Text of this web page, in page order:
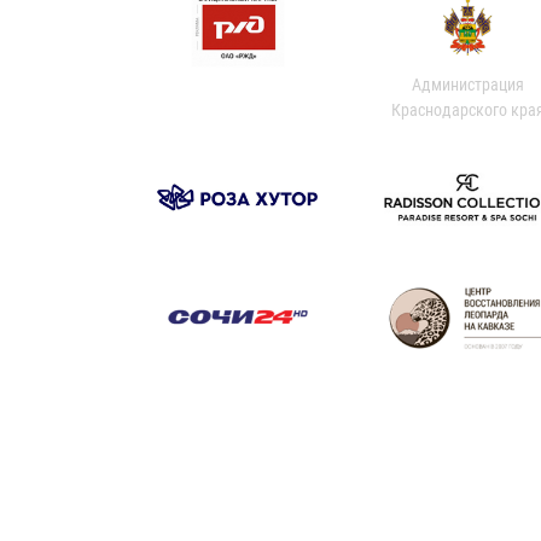
Администрация
Краснодарского